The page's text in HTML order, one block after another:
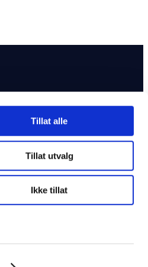
Tillat alle
Tillat utvalg
Ikke tillat